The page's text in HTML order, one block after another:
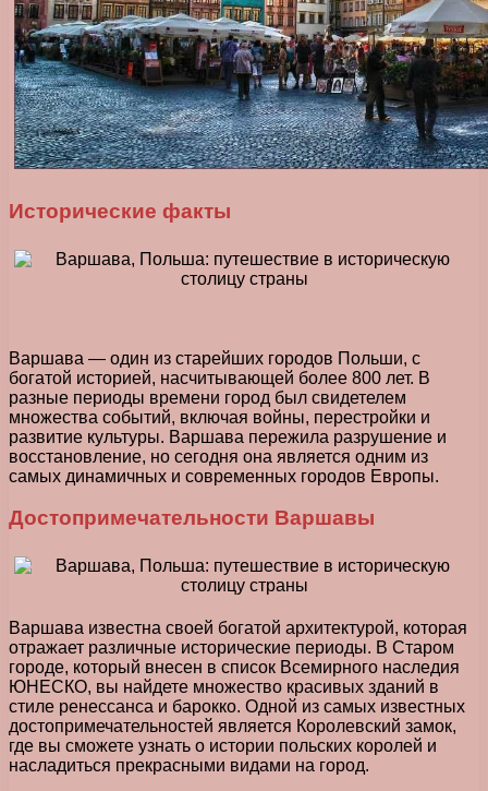
Исторические факты
Варшава — один из старейших городов Польши, с
богатой историей, насчитывающей более 800 лет. В
разные периоды времени город был свидетелем
множества событий, включая войны, перестройки и
развитие культуры. Варшава пережила разрушение и
восстановление, но сегодня она является одним из
самых динамичных и современных городов Европы.
Достопримечательности Варшавы
Варшава известна своей богатой архитектурой, которая
отражает различные исторические периоды. В Старом
городе, который внесен в список Всемирного наследия
ЮНЕСКО, вы найдете множество красивых зданий в
стиле ренессанса и барокко. Одной из самых известных
достопримечательностей является Королевский замок,
где вы сможете узнать о истории польских королей и
насладиться прекрасными видами на город.